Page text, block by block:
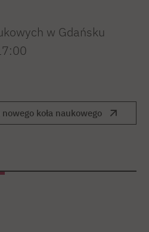
w Gdańsku
koła naukowego